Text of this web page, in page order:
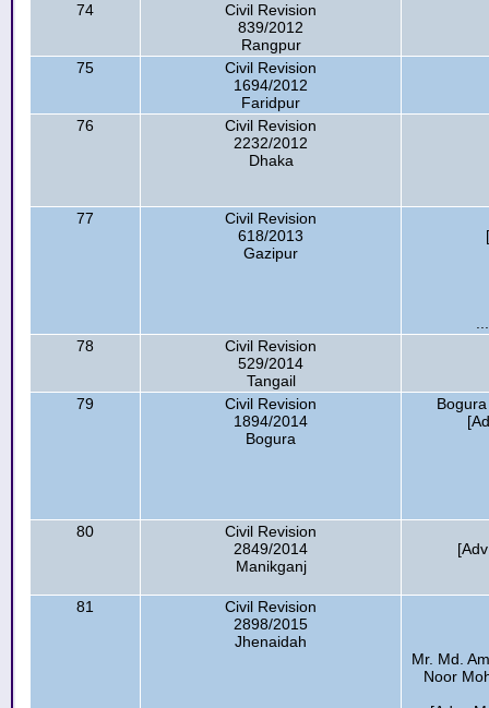
74
Civil Revision
839/2012
Rangpur
75
Civil Revision
1694/2012
Faridpur
76
Civil Revision
2232/2012
Dhaka
77
Civil Revision
618/2013
Gazipur
78
Civil Revision
529/2014
Tangail
79
Civil Revision
1894/2014
Bogura
80
Civil Revision
2849/2014
Manikganj
81
Civil Revision
2898/2015
Jhenaidah
Mr. Md.
Noor